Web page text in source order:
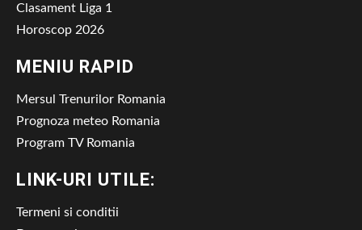
Clasament Liga 1
Horoscop 2026
MENIU RAPID
Mersul Trenurilor Romania
Prognoza meteo Romania
Program TV Romania
LINK-URI UTILE:
Termeni si conditii